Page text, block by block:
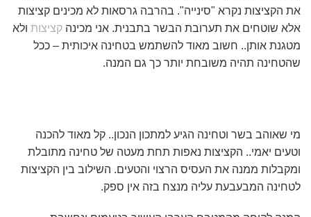
את הקציצות נקרא "סינייה". בהרבה גרסאות לא מכינים קציצות
אלא שוטחים את תערובת הבשר בתבנית. אני מכינה קציצות ולא
מטגנת אותן.. חשוב מאוד להשתמש בטחינה איכותית – ככל
שהטחינה תהיה משובחת יותר כך גם המנה.
מי שאוהב בשר וטחינה הגיע למתכון הנכון.. קל מאוד להכנה
וטעים יאמי.. הקציצות נאפות תחת מעטה של טחינה מתובלת
ומקבלות ממנה את העסיס הרצוי והטעים. השילוב בין הקציצות
לטחינה המבעבעת עליה מנצח בזה אין ספק.